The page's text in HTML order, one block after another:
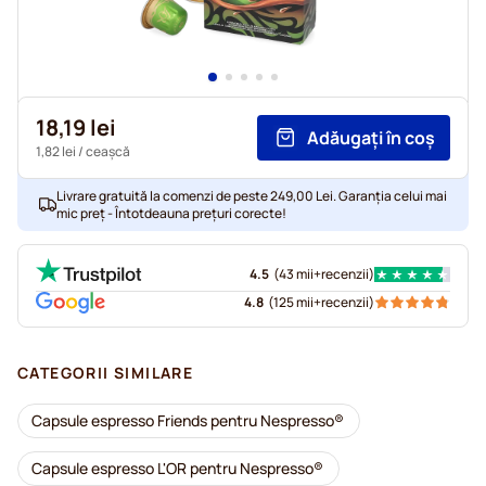
18,19 lei
1,82 lei / ceașcă
Adăugați în coș
Livrare gratuită la comenzi de peste 249,00 Lei. Garanția celui mai
mic preț - Întotdeauna prețuri corecte!
4.5 (43 mii+recenzii)
4.8 (125 mii+recenzii)
CATEGORII SIMILARE
Capsule espresso Friends pentru Nespresso®
Capsule espresso L'OR pentru Nespresso®